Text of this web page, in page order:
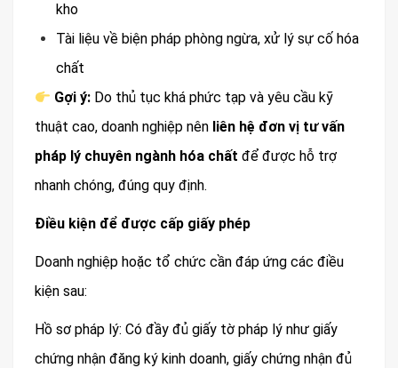
kho
Tài liệu về biện pháp phòng ngừa, xử lý sự cố hóa
chất
Gợi ý: Do thủ tục khá phức tạp và yêu cầu kỹ
thuật cao, doanh nghiệp nên liên hệ đơn vị tư vấn
pháp lý chuyên ngành hóa chất để được hỗ trợ
nhanh chóng, đúng quy định.
Điều kiện để được cấp giấy phép
Doanh nghiệp hoặc tổ chức cần đáp ứng các điều
kiện sau:
Hồ sơ pháp lý: Có đầy đủ giấy tờ pháp lý như giấy
chứng nhận đăng ký kinh doanh, giấy chứng nhận đủ